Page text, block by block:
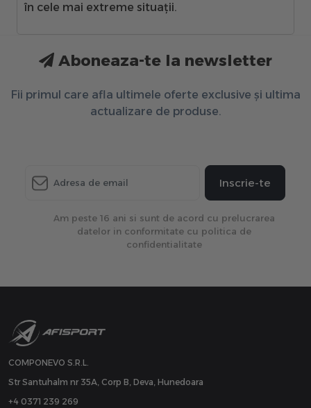
în cele mai extreme situații.
Aboneaza-te la newsletter
Fii primul care afla ultimele oferte exclusive și ultima
actualizare de produse.
Inscrie-te
Am peste 16 ani si sunt de acord cu prelucrarea
datelor in conformitate cu politica de
confidentialitate
COMPONEVO S.R.L.
Str Santuhalm nr 35A, Corp B, Deva, Hunedoara
+4 0371 239 269